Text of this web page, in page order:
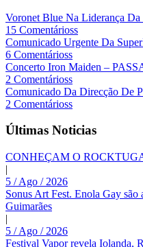
Voronet Blue Na Liderança Da
15 Comentárioss
Comunicado Urgente Da
6 Comentárioss
Concerto Iron Maiden –
2 Comentárioss
Comunicado Da Direcção De
2 Comentárioss
Últimas Noticias
CONHEÇAM O
|
5 / Ago / 2026
Sonus Art Fest. Enola Gay são
Guimarães
|
5 / Ago / 2026
Festival Vapor revela Iolanda,